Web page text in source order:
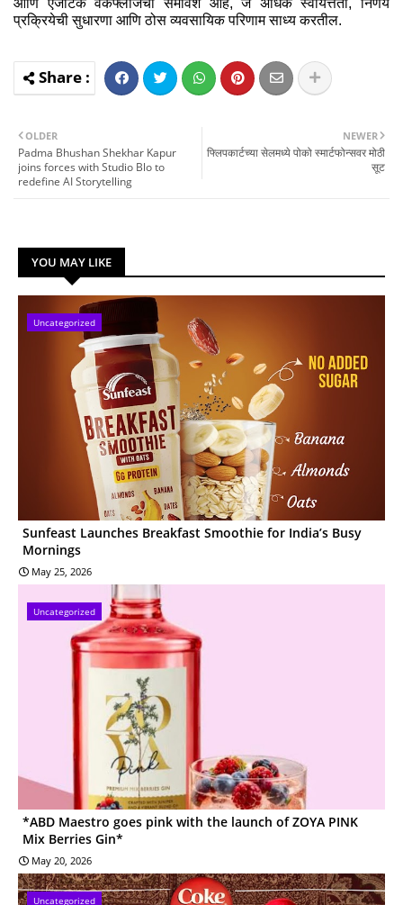
प्रक्रियेची सुधारणा आणि ठोस व्यवसायिक परिणाम साध्य करतील.
NEWER
फ्लिपकार्टच्‍या सेलमध्ये पोको स्‍मार्टफोन्‍सवर मोठी
सूट
OLDER
Padma Bhushan Shekhar Kapur
joins forces with Studio Blo to
redefine AI Storytelling
YOU MAY LIKE
Uncategorized
Sunfeast Launches Breakfast Smoothie for India’s Busy
Mornings
May 25, 2026
Uncategorized
*ABD Maestro goes pink with the launch of ZOYA PINK
Mix Berries Gin*
May 20, 2026
Uncategorized